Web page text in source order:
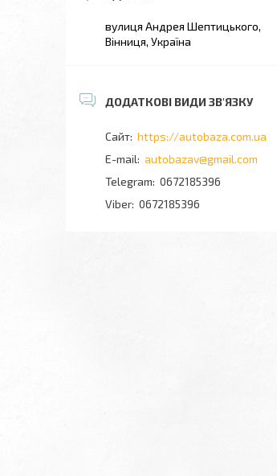
вулиця Андрея Шептицького,
Вінниця, Україна
https://autobaza.com.ua
autobazav@gmail.com
0672185396
0672185396